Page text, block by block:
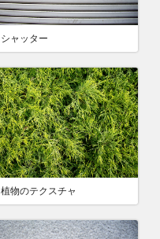
シャッター
植物のテクスチャ